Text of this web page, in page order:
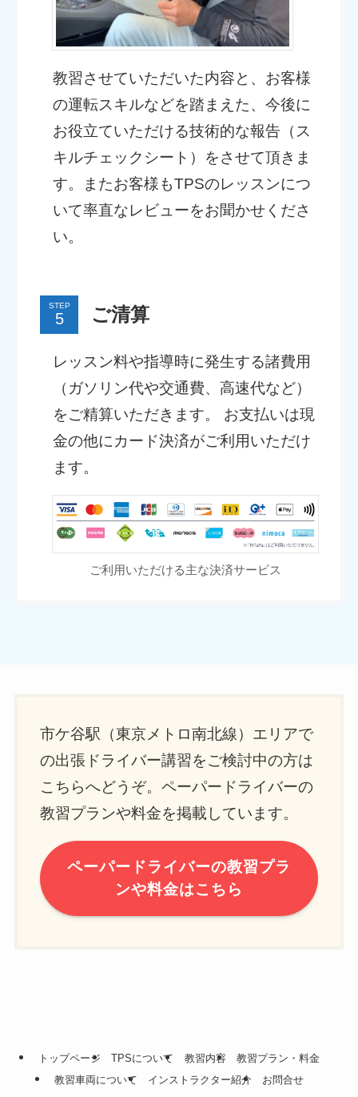
教習させていただいた内容と、お客様
の運転スキルなどを踏まえた、今後に
お役立ていただける技術的な報告（ス
キルチェックシート）をさせて頂きま
す。またお客様もTPSのレッスンにつ
いて率直なレビューをお聞かせくださ
い。
STEP ご清算
レッスン料や指導時に発生する諸費用
（ガソリン代や交通費、高速代など）
をご精算いただきます。 お支払いは現
金の他にカード決済がご利用いただけ
ます。
ご利用いただける主な決済サービス
市ケ谷駅（東京メトロ南北線）エリアで
の出張ドライバー講習をご検討中の方は
こちらへどうぞ。ペーパードライバーの
教習プランや料金を掲載しています。
ペーパードライバーの教習プラ
ンや料金はこちら
トップページ TPSについて 教習内容
教習プラン・料金
教習車両について
インストラクター紹介 お問合せ